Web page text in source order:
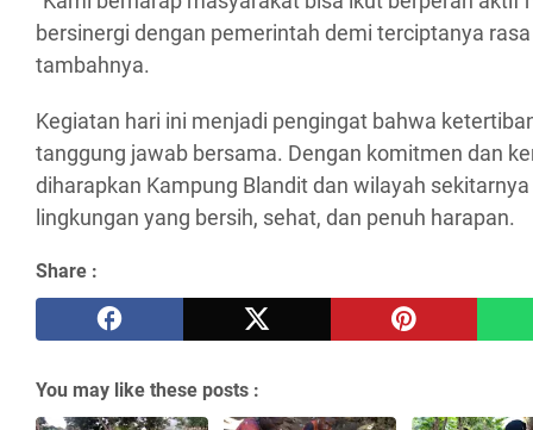
bersinergi dengan pemerintah demi terciptanya
tambahnya.
Kegiatan hari ini menjadi pengingat bahwa
tanggung jawab bersama. Dengan komitmen dan
diharapkan Kampung Blandit dan wilayah
lingkungan yang bersih, sehat, dan penuh harapan.
Share :
You may like these posts :